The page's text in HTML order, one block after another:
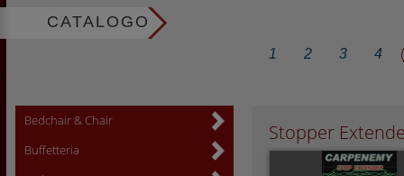
CATALOGO
Bedchair & Chair
Buffetteria
1 2 3 4
Stopper